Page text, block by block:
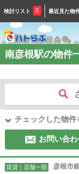
検討リスト 0 最近見た物
南彦根駅の物件
チェックした物件
お問い合わ
賃貸｜店舗一部 彦根市